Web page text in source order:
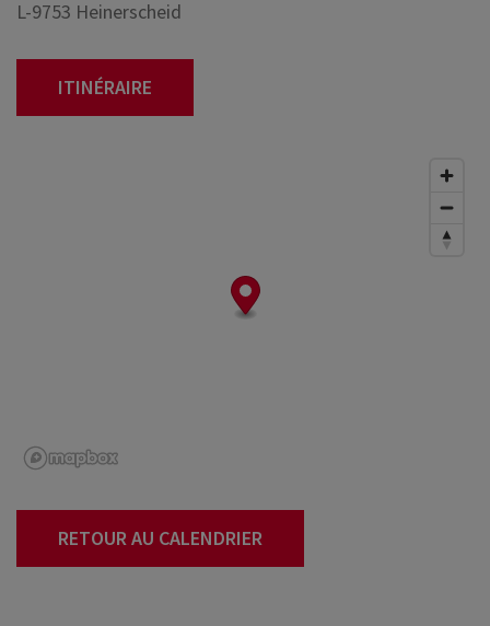
L-9753 Heinerscheid
ITINÉRAIRE
RETOUR AU CALENDRIER